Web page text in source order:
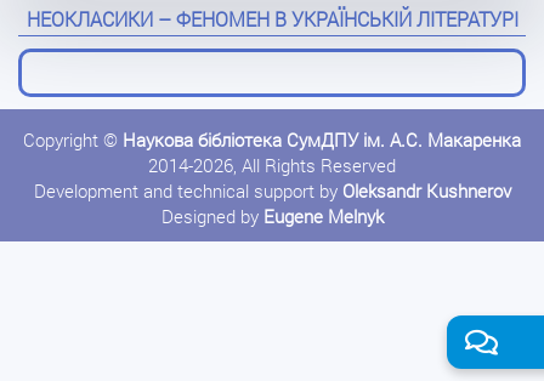
НЕОКЛАСИКИ – ФЕНОМЕН В УКРАЇНСЬКІЙ ЛІТЕРАТУРІ
Copyright © Наукова бібліотека СумДПУ ім. А.С. Макаренка
2014-2026, All Rights Reserved
Development and technical support by Oleksandr Kushnerov
Designed by Eugene Melnyk